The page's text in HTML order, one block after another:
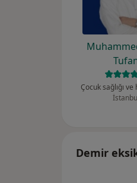
Çocuk sağlığı ve
Demir